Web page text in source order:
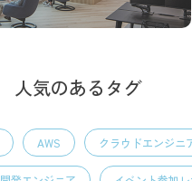
人気のあるタグ
AWS クラウドエンジニ